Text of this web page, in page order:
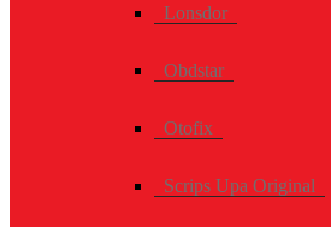
Lonsdor
Obdstar
Otofix
Scrips Upa Original